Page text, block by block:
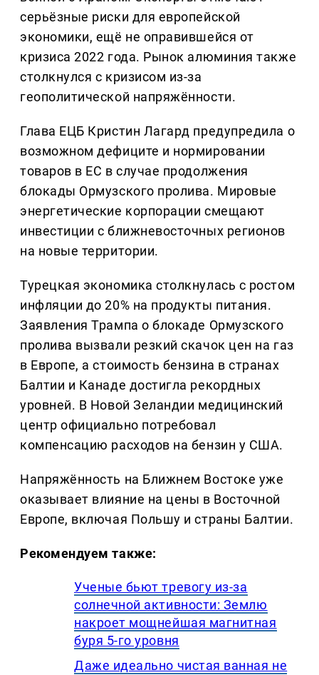
серьёзные риски для европейской
экономики, ещё не оправившейся от
кризиса 2022 года. Рынок алюминия также
столкнулся с кризисом из-за
геополитической напряжённости.
Глава ЕЦБ Кристин Лагард предупредила о
возможном дефиците и нормировании
товаров в ЕС в случае продолжения
блокады Ормузского пролива. Мировые
энергетические корпорации смещают
инвестиции с ближневосточных регионов
на новые территории.
Турецкая экономика столкнулась с ростом
инфляции до 20% на продукты питания.
Заявления Трампа о блокаде Ормузского
пролива вызвали резкий скачок цен на газ
в Европе, а стоимость бензина в странах
Балтии и Канаде достигла рекордных
уровней. В Новой Зеландии медицинский
центр официально потребовал
компенсацию расходов на бензин у США.
Напряжённость на Ближнем Востоке уже
оказывает влияние на цены в Восточной
Европе, включая Польшу и страны Балтии.
Рекомендуем также:
Ученые бьют тревогу из-за
солнечной активности: Землю
накроет мощнейшая магнитная
буря 5-го уровня
Даже идеально чистая ванная не